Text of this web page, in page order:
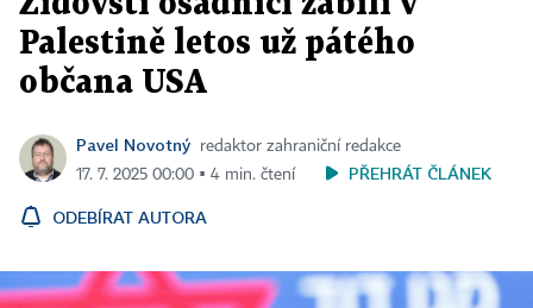
Palestině letos už pátého
občana USA
Pavel Novotný
redaktor zahraniční redakce
17. 7. 2025 00:00 ▪ 4 min. čtení
PŘEHRÁT ČLÁNEK
ODEBÍRAT AUTORA